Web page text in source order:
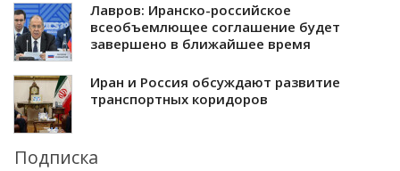
Лавров: Иранско-российское
всеобъемлющее соглашение будет
завершено в ближайшее время
Иран и Россия обсуждают развитие
транспортных коридоров
Подписка